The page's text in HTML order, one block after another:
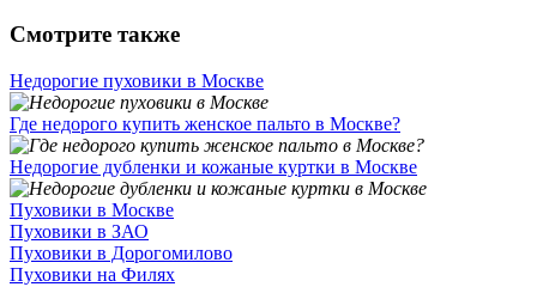
Смотрите также
Недорогие пуховики в Москве
Где недорого купить женское пальто в Москве?
Недорогие дубленки и кожаные куртки в Москве
Пуховики в Москве
Пуховики в ЗАО
Пуховики в Дорогомилово
Пуховики на Филях